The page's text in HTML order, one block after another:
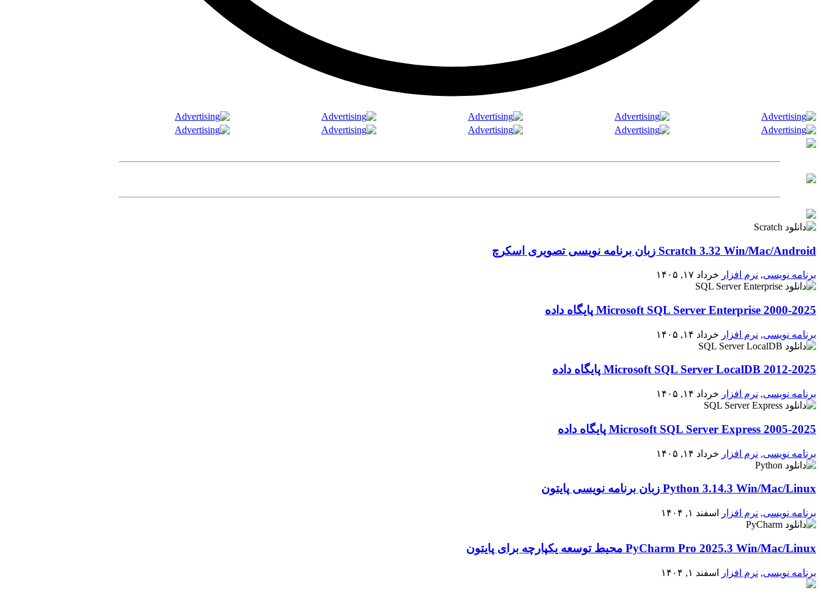
Scratch 3.32 Win/Mac/Android زبان برنامه نویسی تصویری اسکرچ
برنامه نویسی, نرم افزار خرداد ۱۷, ۱۴۰۵
2000-2025 Microsoft SQL Server Enterprise پایگاه داده
برنامه نویسی, نرم افزار خرداد ۱۴, ۱۴۰۵
2012-2025 Microsoft SQL Server LocalDB پایگاه داده
برنامه نویسی, نرم افزار خرداد ۱۴, ۱۴۰۵
2005-2025 Microsoft SQL Server Express پایگاه داده
برنامه نویسی, نرم افزار خرداد ۱۴, ۱۴۰۵
Python 3.14.3 Win/Mac/Linux زبان برنامه نویسی پایتون
برنامه نویسی, نرم افزار اسفند ۱, ۱۴۰۴
PyCharm Pro 2025.3 Win/Mac/Linux محیط توسعه یکپارچه برای پایتون
برنامه نویسی, نرم افزار اسفند ۱, ۱۴۰۴